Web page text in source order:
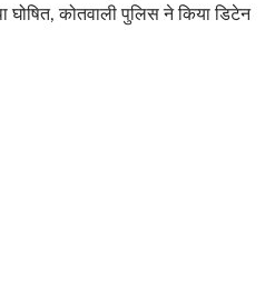
घोषित, कोतवाली पुलिस ने किया डिटेन